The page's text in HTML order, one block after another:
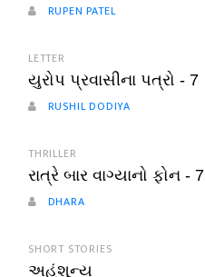
RUPEN PATEL
LETTER
યુરોપ પ્રવાસીના પત્રો - 7
RUSHIL DODIYA
THRILLER
રાત્રે બાર વાગ્યાનો ફોન - 7
DHARA
SHORT STORIES
અહંશૂન્ય